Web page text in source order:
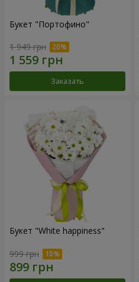
Букет "Портофино"
1 949 грн
Заказать
Букет "White happiness"
999 грн